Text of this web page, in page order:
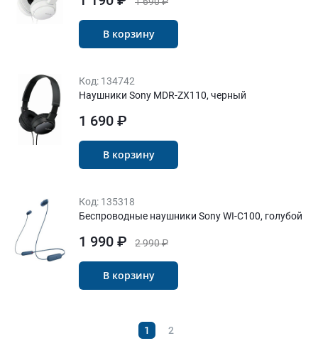
В корзину
Код: 134742
Наушники Sony MDR-ZX110, черный
1 690 ₽
В корзину
Код: 135318
Беспроводные наушники Sony WI-C100, голубой
2 990 ₽
1 990 ₽
В корзину
1 2